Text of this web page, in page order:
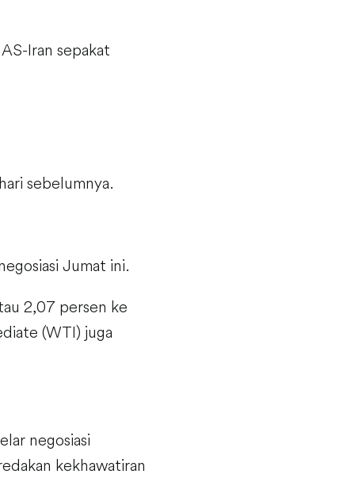
Iran sepakat
sebelumnya.
Jumat ini.
2,07 persen ke
(WTI) juga
negosiasi
kekhawatiran